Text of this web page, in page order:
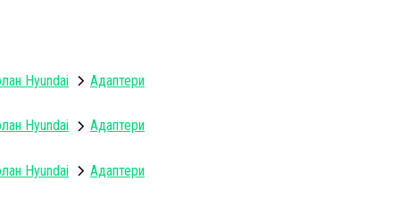
Hyundai
Адаптери
Hyundai
Адаптери
Hyundai
Адаптери